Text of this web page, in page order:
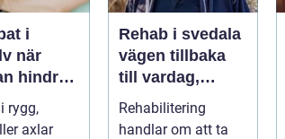
i
hindrar
rygg,
axlar
Rehab i svedala
vägen tillbaka
till vardag,
styrka och
balans
Rehabilitering
handlar om att ta